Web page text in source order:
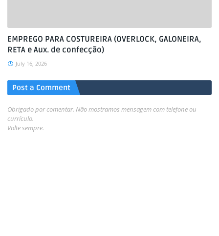
EMPREGO PARA COSTUREIRA (OVERLOCK, GALONEIRA,
RETA e Aux. de confecção)
July 16, 2026
Post a Comment
Obrigado por comentar. Não mostramos mensagem com telefone ou
currículo.
Volte sempre.